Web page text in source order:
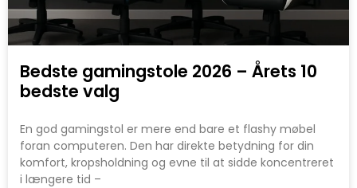
Bedste gamingstole 2026 – Årets 10
bedste valg
En god gamingstol er mere end bare et flashy møbel
foran computeren. Den har direkte betydning for din
komfort, kropsholdning og evne til at sidde koncentreret
i længere tid –